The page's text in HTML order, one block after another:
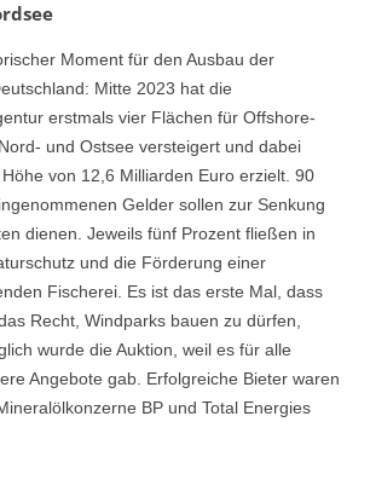
Moment für den Ausbau der
Mitte 2023 hat die
erstmals vier Flächen für Offshore-
und Ostsee versteigert und dabei
von 12,6 Milliarden Euro erzielt. 90
Gelder sollen zur Senkung
dienen. Jeweils fünf Prozent fließen in
und die Förderung einer
Fischerei. Es ist das erste Mal, dass
Recht, Windparks bauen zu dürfen,
wurde die Auktion, weil es für alle
Angebote gab. Erfolgreiche Bieter waren
BP und Total Energies